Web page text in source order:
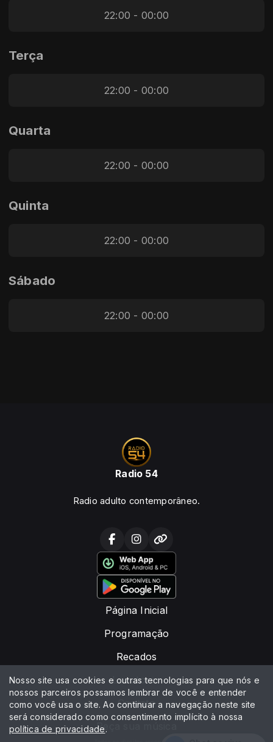
22:00 - 00:00
Terça
22:00 - 00:00
Quarta
22:00 - 00:00
Quinta
22:00 - 00:00
Sábado
22:00 - 00:00
Radio 54
Radio adulto contemporâneo.
Página Inicial
Programação
Recados
Locutores
Contato
Peça sua música
Nosso site usa cookies e outras tecnologias para que nós e
nossos parceiros possamos lembrar de você e entender
como você usa o site. Ao continuar a navegação neste site
será considerado como consentimento implícito à nossa
política de privacidade.